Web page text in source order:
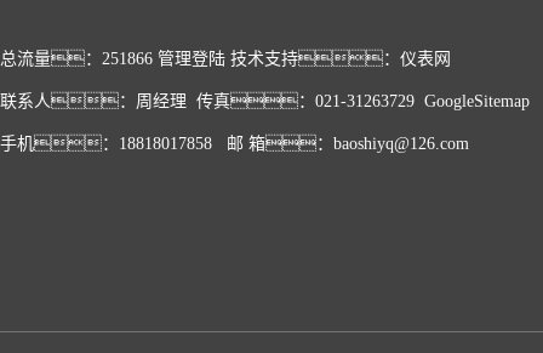
总流量：251866 管理登陆 技术支持： 仪表网
联系人：周经理 传真：021-31263729 GoogleSitemap
手机：18818017858 邮 箱：baoshiyq@126.com